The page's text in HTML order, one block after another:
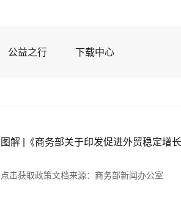
公益之行 下载中心
图解 |《商务部关于印发促进外贸稳定增
点击获取政策文档来源：商务部新闻办公室